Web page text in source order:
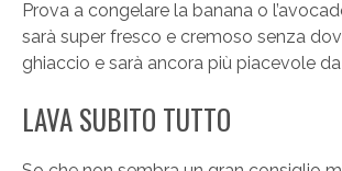
Prova a congelare la banana o
sarà super fresco e cremoso senza
ghiaccio e sarà ancora più piacevole
LAVA SUBITO TUTTO